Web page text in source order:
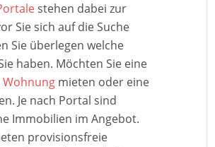
stehen dabei zur
Sie sich auf die Suche
Sie überlegen welche
haben. Möchten Sie eine
Wohnung mieten oder eine
Je nach Portal sind
Immobilien im Angebot.
provisionsfreie